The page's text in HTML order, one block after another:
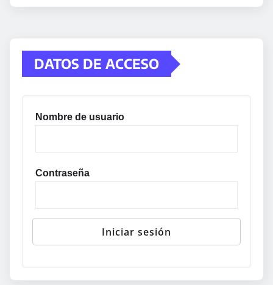
DATOS DE ACCESO
Nombre de usuario
Contraseña